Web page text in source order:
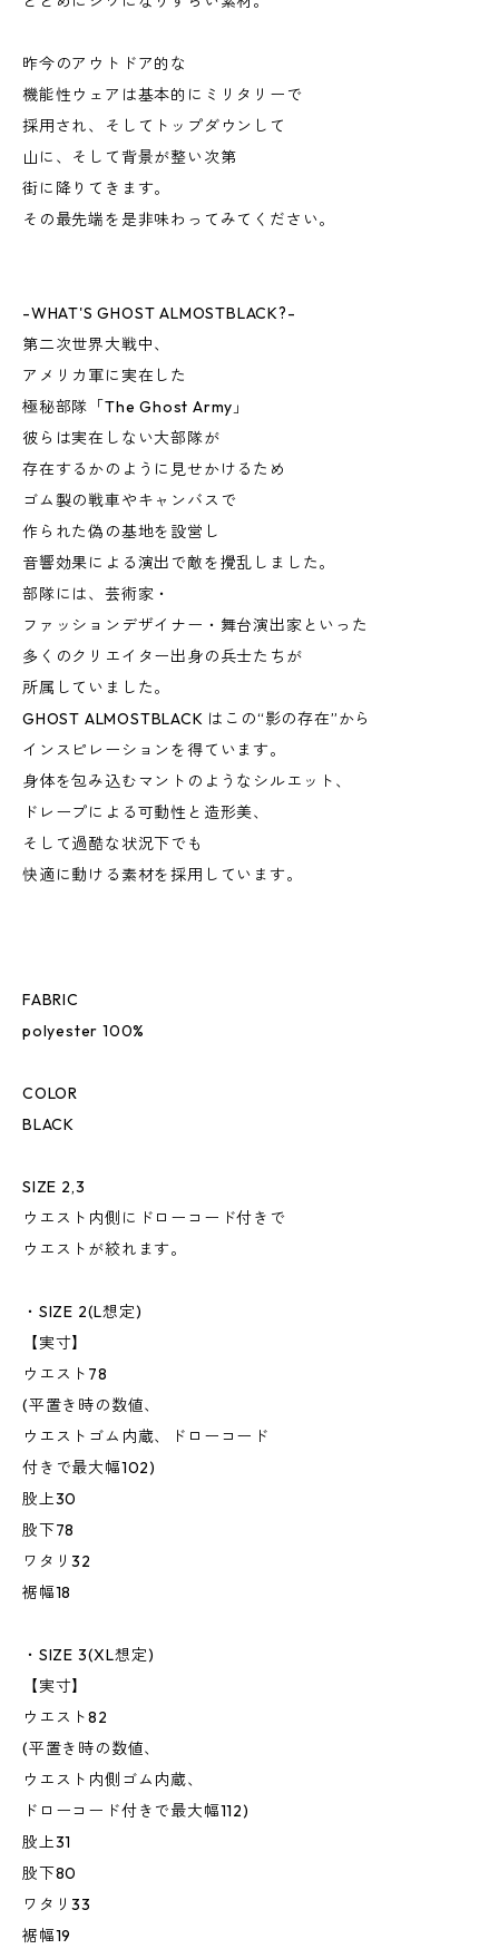
昨今のアウトドア的な
機能性ウェアは基本的にミリタリーで
採用され、そしてトップダウンして
山に、そして背景が整い次第
街に降りてきます。
その最先端を是非味わってみてください。
-WHAT'S GHOST ALMOSTBLACK?-
第二次世界大戦中、
アメリカ軍に実在した
極秘部隊「The Ghost Army」
彼らは実在しない大部隊が
存在するかのように見せかけるため
ゴム製の戦車やキャンバスで
作られた偽の基地を設営し
音響効果による演出で敵を攪乱しました。
部隊には、芸術家・
ファッションデザイナー・舞台演出家といった
多くのクリエイター出身の兵士たちが
所属していました。
GHOST ALMOSTBLACK はこの“影の存在”から
インスピレーションを得ています。
身体を包み込むマントのようなシルエット、
ドレープによる可動性と造形美、
そして過酷な状況下でも
快適に動ける素材を採用しています。
FABRIC
polyester 100%
COLOR
BLACK
SIZE 2,3
ウエスト内側にドローコード付きで
ウエストが絞れます。
・SIZE 2(L想定)
【実寸】
ウエスト78
(平置き時の数値、
ウエストゴム内蔵、ドローコード
付きで最大幅102)
股上30
股下78
ワタリ32
裾幅18
・SIZE 3(XL想定)
【実寸】
ウエスト82
(平置き時の数値、
ウエスト内側ゴム内蔵、
ドローコード付きで最大幅112)
股上31
股下80
ワタリ33
裾幅19